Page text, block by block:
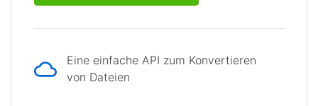
Eine einfache API zum Konvertieren
von Dateien